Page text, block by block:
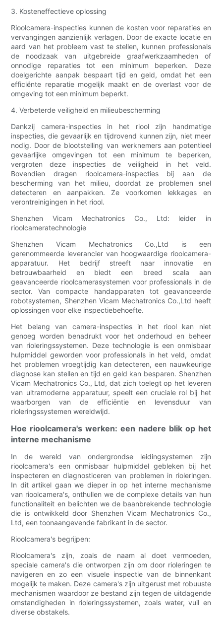
3. Kosteneffectieve oplossing
Rioolcamera-inspecties kunnen de kosten voor reparaties en
vervangingen aanzienlijk verlagen. Door de exacte locatie en
aard van het probleem vast te stellen, kunnen professionals
de noodzaak van uitgebreide graafwerkzaamheden of
onnodige reparaties tot een minimum beperken. Deze
doelgerichte aanpak bespaart tijd en geld, omdat het een
efficiënte reparatie mogelijk maakt en de overlast voor de
omgeving tot een minimum beperkt.
4. Verbeterde veiligheid en milieubescherming
Dankzij camera-inspecties in het riool zijn handmatige
inspecties, die gevaarlijk en tijdrovend kunnen zijn, niet meer
nodig. Door de blootstelling van werknemers aan potentieel
gevaarlijke omgevingen tot een minimum te beperken,
vergroten deze inspecties de veiligheid in het veld.
Bovendien dragen rioolcamera-inspecties bij aan de
bescherming van het milieu, doordat ze problemen snel
detecteren en aanpakken. Ze voorkomen lekkages en
verontreinigingen in het riool.
Shenzhen Vicam Mechatronics Co., Ltd: leider in
rioolcameratechnologie
Shenzhen Vicam Mechatronics Co.,Ltd is een
gerenommeerde leverancier van hoogwaardige rioolcamera-
apparatuur. Het bedrijf streeft naar innovatie en
betrouwbaarheid en biedt een breed scala aan
geavanceerde rioolcamerasystemen voor professionals in de
sector. Van compacte handapparaten tot geavanceerde
robotsystemen, Shenzhen Vicam Mechatronics Co.,Ltd heeft
oplossingen voor elke inspectiebehoefte.
Het belang van camera-inspecties in het riool kan niet
genoeg worden benadrukt voor het onderhoud en beheer
van rioleringssystemen. Deze technologie is een onmisbaar
hulpmiddel geworden voor professionals in het veld, omdat
het problemen vroegtijdig kan detecteren, een nauwkeurige
diagnose kan stellen en tijd en geld kan besparen. Shenzhen
Vicam Mechatronics Co., Ltd, dat zich toelegt op het leveren
van ultramoderne apparatuur, speelt een cruciale rol bij het
waarborgen van de efficiëntie en levensduur van
rioleringssystemen wereldwijd.
Hoe rioolcamera's werken: een nadere blik op het
interne mechanisme
In de wereld van ondergrondse leidingsystemen zijn
rioolcamera's een onmisbaar hulpmiddel gebleken bij het
inspecteren en diagnosticeren van problemen in rioleringen.
In dit artikel gaan we dieper in op het interne mechanisme
van rioolcamera's, onthullen we de complexe details van hun
functionaliteit en belichten we de baanbrekende technologie
die is ontwikkeld door Shenzhen Vicam Mechatronics Co.,
Ltd, een toonaangevende fabrikant in de sector.
Rioolcamera's begrijpen:
Rioolcamera's zijn, zoals de naam al doet vermoeden,
speciale camera's die ontworpen zijn om door rioleringen te
navigeren en zo een visuele inspectie van de binnenkant
mogelijk te maken. Deze camera's zijn uitgerust met robuuste
mechanismen waardoor ze bestand zijn tegen de uitdagende
omstandigheden in rioleringssystemen, zoals water, vuil en
diverse obstakels.